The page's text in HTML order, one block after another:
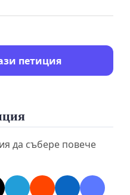
петиция
да събере повече